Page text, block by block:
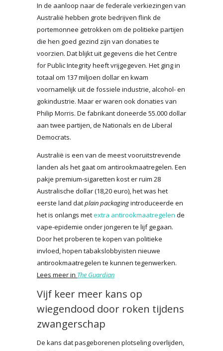
In de aanloop naar de federale verkiezingen van
Australië hebben grote bedrijven flink de
portemonnee getrokken om de politieke partijen
die hen goed gezind zijn van donaties te
voorzien. Dat blijkt uit gegevens die het Centre
for Public Integrity heeft vrijgegeven. Het ging in
totaal om 137 miljoen dollar en kwam
voornamelijk uit de fossiele industrie, alcohol- en
gokindustrie. Maar er waren ook donaties van
Philip Morris. De fabrikant doneerde 55.000 dollar
aan twee partijen, de Nationals en de Liberal
Democrats.
Australië is een van de meest vooruitstrevende
landen als het gaat om antirookmaatregelen. Een
pakje premium-sigaretten kost er ruim 28
Australische dollar (18,20 euro), het was het
eerste land datplain packagingintroduceerde en
het is onlangs metextra antirookmaatregelen de
vape-epidemie onder jongeren te lijf gegaan.
Door het proberen te kopen van politieke
invloed, hopen tabakslobbyisten nieuwe
antirookmaatregelen te kunnen tegenwerken.
Lees meer in The Guardian
Vijf keer meer kans op
wiegendood door roken tijdens
zwangerschap
De kans dat pasgeborenen plotseling overlijden,